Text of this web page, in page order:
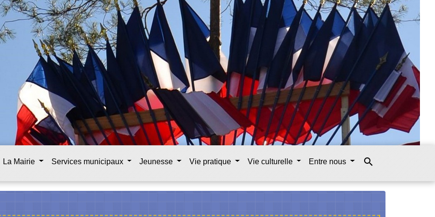
La Mairie Services municipaux Jeunesse Vie pratique Vie culturelle Entre nous search